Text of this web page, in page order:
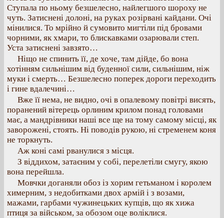
Ступала по ньому безшелесно, найлегшого шороху не
чуть. Затиснені долоні, на руках розірвані кайдани. Очі
мінилися. То мрійно й сумовито мигтіли під бровами
чорними, як хмари, то блискавками озарювали степ.
Уста затиснені завзято…
Ніщо не спинить її, де хоче, там дійде, бо вона
хотінням сильнішим від буденної сили, сильнішим, ніж
муки і смерть… Безшелесно поперек дороги переходить
і гине вдалечині…
Вже її нема, не видно, очі в опалевому повітрі висять,
поранений вітерець орлиним крилом понад головами
має, а мандрівники наші все ще на тому самому місці, як
заворожені, стоять. Ні поводів рукою, ні стременем коня
не торкнуть.
Аж коні самі рванулися з місця.
З віддихом, затаєним у собі, перелетіли смугу, якою
вона перейшла.
Мовчки доганяли обоз із хорим гетьманом і королем
химерним, з недобитками двох армій і з возами,
мажами, гарбами чужинецьких купців, що як хижа
птиця за військом, за обозом оце воліклися.